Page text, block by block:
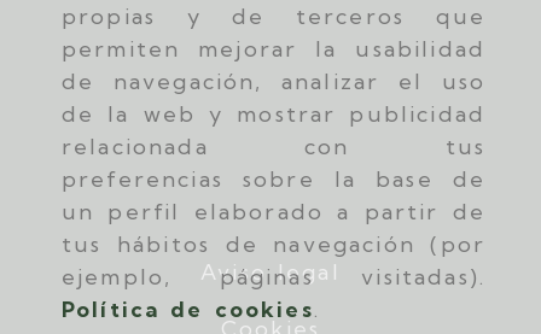
propias y de terceros que
permiten mejorar la usabilidad
de navegación, analizar el uso
de la web y mostrar publicidad
relacionada con tus
preferencias sobre la base de
un perfil elaborado a partir de
tus hábitos de navegación (por
ejemplo, páginas visitadas).
Política de cookies.
Aviso legal
Cookies